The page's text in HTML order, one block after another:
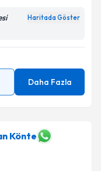
Haritada Göster
Daha Fazla
Könte